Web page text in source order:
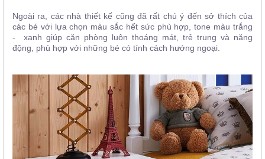
Ngoài ra, các nhà thiết kế cũng đã rất chú ý đến sở thích của
các bé với lựa chọn màu sắc hết sức phù hợp, tone màu trắng
- xanh giúp căn phòng luôn thoáng mát, trẻ trung và năng
động, phù hợp với những bé có tính cách hướng ngoại.